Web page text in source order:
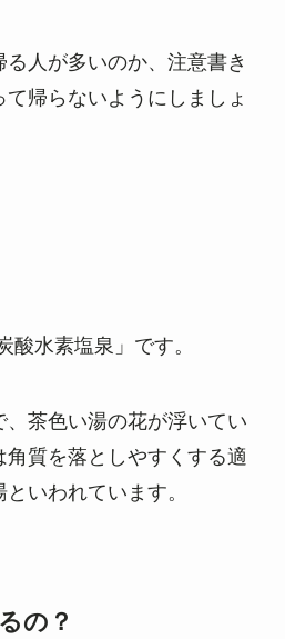
人が多いのか、注意書き
帰らないようにしましょ
酸水素塩泉」です。
、茶色い湯の花が浮いてい
角質を落としやすくする適
いわれています。
の？